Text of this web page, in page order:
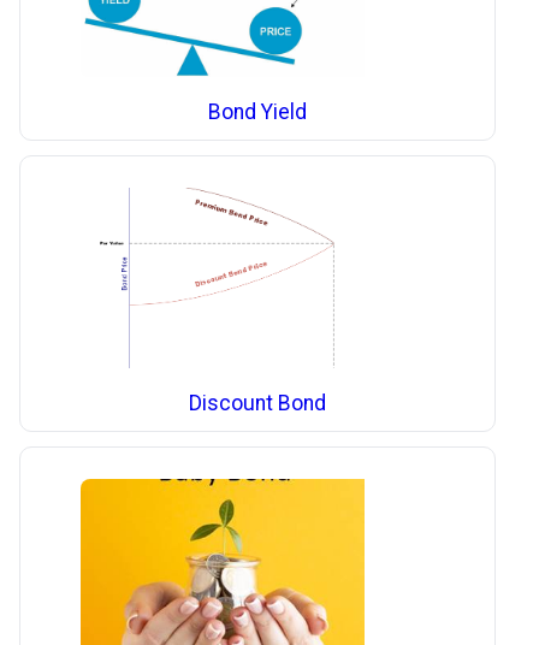
Bond Yield
Discount Bond